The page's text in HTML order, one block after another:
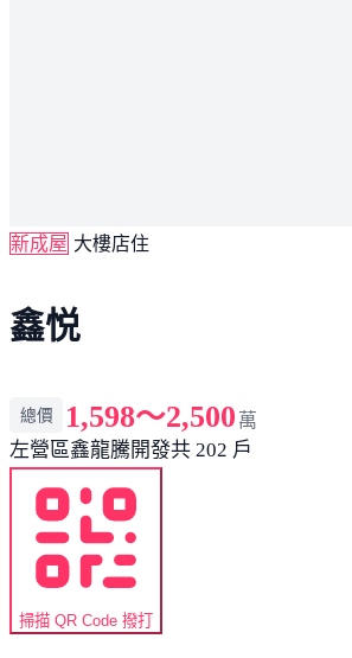
新成屋 大樓店住
鑫悦
總價 1,598～2,500 萬
左營區鑫龍騰開發共 202 戶
掃描 QR Code 撥打